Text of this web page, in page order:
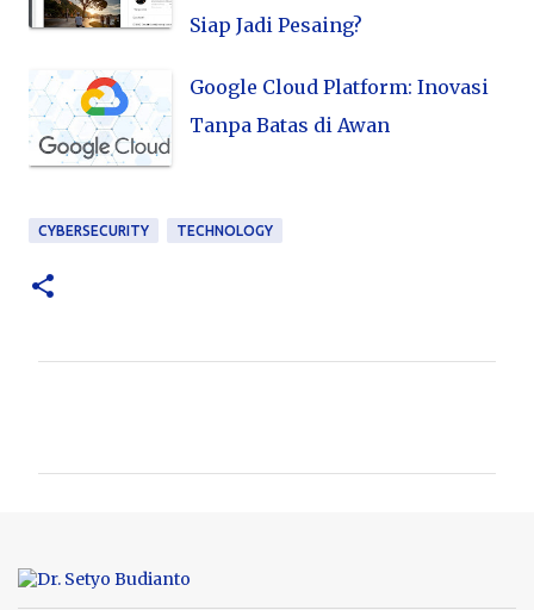
Siap Jadi Pesaing?
Google Cloud Platform: Inovasi
Tanpa Batas di Awan
CYBERSECURITY TECHNOLOGY